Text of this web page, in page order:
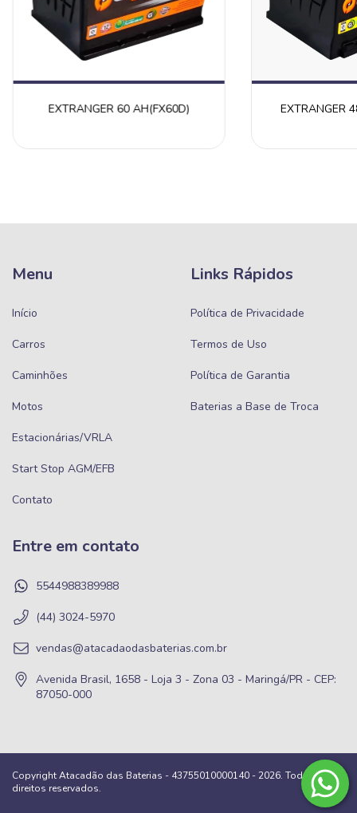
EXTRANGER 60 AH(FX60D) EXTRANGER
Menu
Início
Carros
Caminhões
Motos
Estacionárias/VRLA
Start Stop AGM/EFB
Contato
Links Rápidos
Política de Privacidade
Termos de Uso
Política de Garantia
Baterias a Base de Troca
Entre em contato
5544988389988
(44) 3024-5970
vendas@atacadaodasbaterias.com.br
Avenida Brasil, 1658 - Loja 3 - Zona 03 - Maringá/PR - CEP:
87050-000
Copyright Atacadão das Baterias - 43755010000140 - 2026. Todos os
direitos reservados.